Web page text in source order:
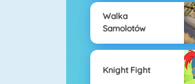
Walka
Samolotów
Knight Fight